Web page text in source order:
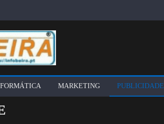
MARKETING PUBLICIDADE